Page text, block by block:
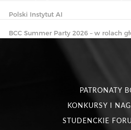
Polski Instytut AI
BCC Summer Party 2026 – w rolach
PATRONATY
KONKURSY I
STUDENCKIE